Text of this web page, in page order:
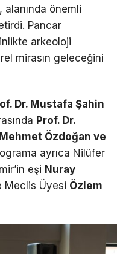
alanında önemli
Pancar
arkeoloji
mirasın geleceğini
Dr. Mustafa Şahin
Prof. Dr.
Özdoğan ve
ayrıca Nilüfer
eşi Nuray
Meclis Üyesi Özlem